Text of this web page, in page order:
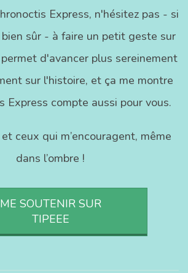
Express, n'hésitez pas - si
sûr - à faire un petit geste sur
d'avancer plus sereinement
sur l'histoire, et ça me montre
Express compte aussi pour vous.
ceux qui m’encouragent, même
dans l’ombre !
ME SOUTENIR SUR
TIPEEE